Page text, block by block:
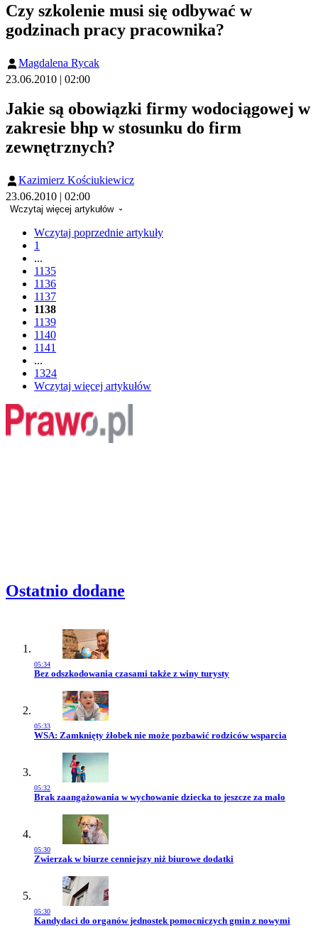
Czy szkolenie musi się odbywać w
godzinach pracy pracownika?
Magdalena Rycak
23.06.2010 | 02:00
Jakie są obowiązki firmy wodociągowej w
zakresie bhp w stosunku do firm
zewnętrznych?
Kazimierz Kościukiewicz
23.06.2010 | 02:00
Wczytaj więcej artykułów
Wczytaj poprzednie artykuły
1
...
1135
1136
1137
1138
1139
1140
1141
...
1324
Wczytaj więcej artykułów
Ostatnio dodane
05:34
Przejdź do artykułu:
Bez odszkodowania czasami także z winy turysty
05:33
Przejdź do artykułu:
WSA: Zamknięty żłobek nie może pozbawić rodziców wsparcia
05:32
Przejdź do artykułu:
Brak zaangażowania w wychowanie dziecka to jeszcze za mało
05:30
Przejdź do artykułu:
Zwierzak w biurze cenniejszy niż biurowe dodatki
05:30
Przejdź do artykułu:
Kandydaci do organów jednostek pomocniczych gmin z nowymi